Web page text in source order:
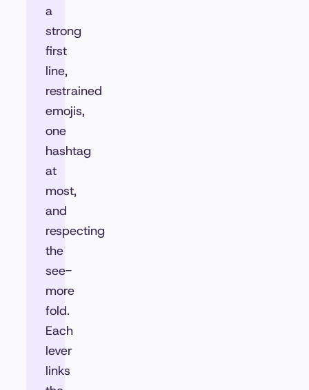
a
strong
first
line,
restrained
emojis,
one
hashtag
at
most,
and
respecting
the
see-
more
fold.
Each
lever
links